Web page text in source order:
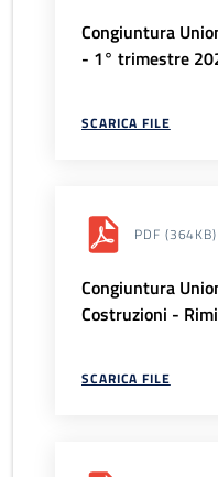
Congiuntura
- 1° trimestre
SCARICA FILE
PDF (364KB)
Congiuntura
Costruzioni -
SCARICA FILE